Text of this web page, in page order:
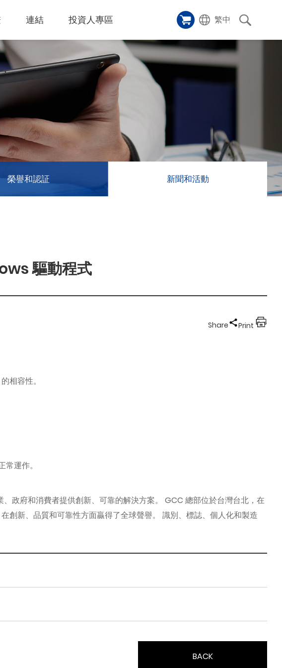
雷射切割機
樣品櫥窗
應用影片
里程碑
新聞和活動
最新消息
參展訊息
聯繫我們
連結
Service
Shop
投資人專區
公司概況
利害關係人
ESG永續專區
繁中
榮譽和認証 新聞和活動
驅動程式
Share Print
相容性。
運作。
政府和消費者提供創新、可靠的解決方案。 GCC 總部位於台灣台北，在
創新、品質和可靠性方面贏得了全球聲譽。 識別、標誌、個人化和製造
BACK